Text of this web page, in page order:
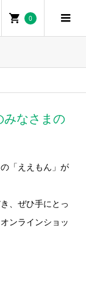
0
なさまの
「ええもん」が
、ぜひ手にとっ
ンラインショッ